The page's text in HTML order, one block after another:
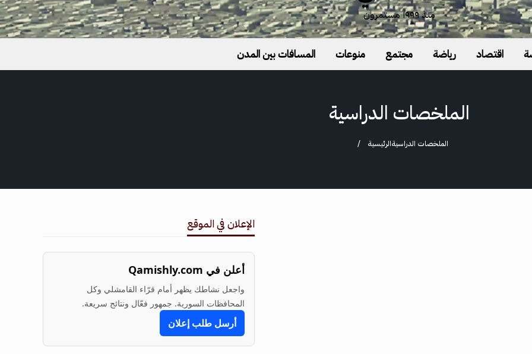
منذ ١٩٩٩ مستمرون
اقتصاد رياضة مجتمع منوعات المسافات بين المدن
الملخصات الدراسية
الرئيسيةالملخصات الدراسية
الإعلان في الموقع
أعلن في Qamishly.com
واجعل نشاطك يظهر أمام قرّاء القامشلي وكل
المحافظات السورية. جمهور فعّال ونتائج سريعة.
أرسل طلب إعلان